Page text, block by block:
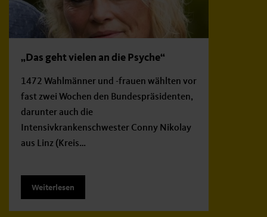
„Das geht vielen an die Psyche“
1472 Wahlmänner und -frauen wählten vor
fast zwei Wochen den Bundespräsidenten,
darunter auch die
Intensivkrankenschwester Conny Nikolay
aus Linz (Kreis…
Weiterlesen